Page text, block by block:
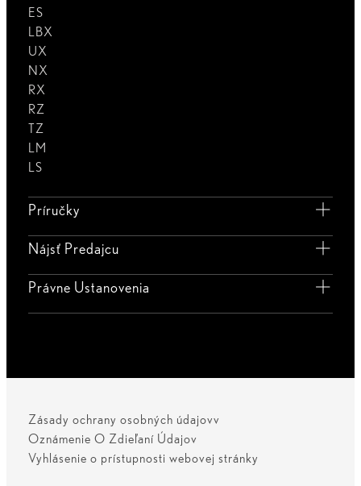
ES
LBX
UX
NX
RX
RZ
TZ
LM
LS
Príručky
Nájsť Predajcu
Právne Ustanovenia
Zásady ochrany osobných údajovv
Oznámenie O Zdieľaní Údajov
Vyhlásenie o prístupnosti webovej stránky